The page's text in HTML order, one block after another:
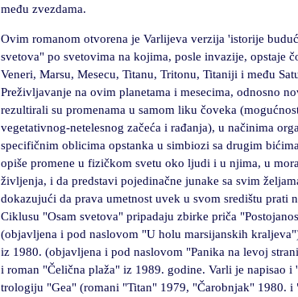
među zvezdama.
Ovim romanom otvorena je Varlijeva verzija 'istorije
svetova" po svetovima na kojima, posle invazije, opstaje
Veneri, Marsu, Mesecu, Titanu, Tritonu, Titaniji i među
Preživljavanje na ovim planetama i mesecima, odnosno
rezultirali su promenama u samom liku čoveka
vegetativnog-netelesnog začeća i rađanja), u načinima
specifičnim oblicima opstanka u simbiozi sa drugim
opiše promene u fizičkom svetu oko ljudi i u njima, u
življenja, i da predstavi pojedinačne junake sa svim
dokazujući da prava umetnost uvek u svom središtu prati
Ciklusu "Osam svetova" pripadaju zbirke priča
(objavljena i pod naslovom "U holu marsijanskih
iz 1980. (objavljena i pod naslovom "Panika na levoj
i roman "Čelična plaža" iz 1989. godine. Varli je napisao i
trologiju "Gea" (romani "Titan" 1979, "Čarobnjak" 1980.